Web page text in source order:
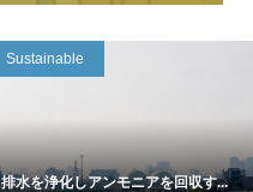
Sustainable
排水を浄化しアンモニアを回収す...